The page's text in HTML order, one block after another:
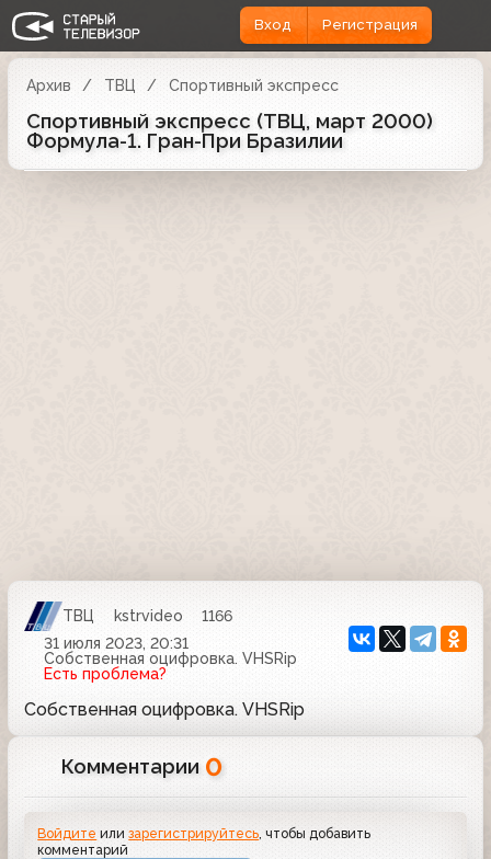
Вход Регистрация
Архив ТВЦ Спортивный экспресс
Спортивный экспресс (ТВЦ, март 2000)
Формула-1. Гран-При Бразилии
ТВЦ kstrvideo
1166
31 июля 2023, 20:31
Собственная оцифровка. VHSRip
Есть проблема?
Собственная оцифровка. VHSRip
Комментарии 0
Войдите илизарегистрируйтесь , чтобы добавить
комментарий